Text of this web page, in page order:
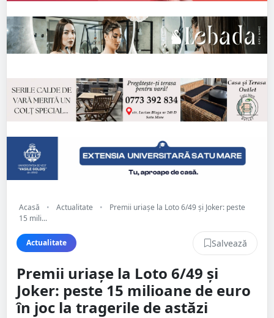
Acasă • Actualitate •
Premii uriașe la Loto 6/49 și Joker: peste
15 mili...
Actualitate Salvează
Premii uriașe la Loto 6/49 și
Joker: peste 15 milioane de euro
în joc la tragerile de astăzi